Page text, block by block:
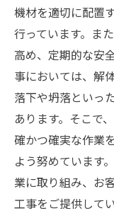
機材を適切に配置
行っています。ま
高め、定期的な安
事においては、解
落下や坍落といっ
あります。そこで
確かつ確実な作業
よう努めています
業に取り組み、お
工事をご提供してい